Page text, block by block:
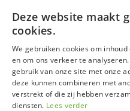
Deze website maakt
cookies.
We gebruiken cookies om
en om ons verkeer te
gebruik van onze site met onze
deze kunnen combineren met
verstrekt of die zij hebben
diensten. Lees verder